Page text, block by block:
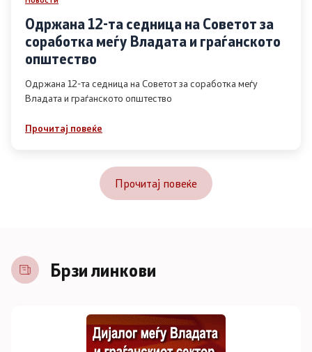
Одржана 12-та седница на Советот за
соработка меѓу Владата и граѓанското
општество
Одржана 12-та седница на Советот за соработка меѓу
Владата и граѓанското општество
Прочитај повеќе
Прочитај повеќе
Брзи линкови